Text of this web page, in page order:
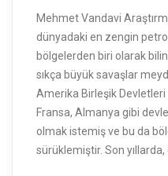
Mehmet Vandavi
dünyadaki en zengin
bölgelerden biri olarak
sıkça büyük savaşlar
Amerika Birleşik Devletleri
Fransa, Almanya gibi
olmak istemiş ve bu da
sürüklemiştir. Son yıllarda,